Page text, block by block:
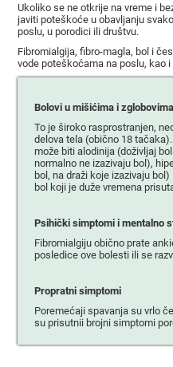
Ukoliko se ne otkrije na vreme i
javiti poteškoće u obavljanju
poslu, u porodici ili društvu.
Fibromialgija, fibro-magla, bol i
vode poteškoćama na poslu, kao
Bolovi u mišićima i zglobovima
To je široko rasprostranjen,
delova tela (obično 18
može biti alodinija (doživljaj
normalno ne izazivaju bol),
bol, na draži koje izazivaju
bol koji je duže vremena
Psihički simptomi i mentalno
Fibromialgiju obično prate
posledice ove bolesti ili se
Propratni simptomi
Poremećaji spavanja su vrlo
su prisutnii brojni simptomi